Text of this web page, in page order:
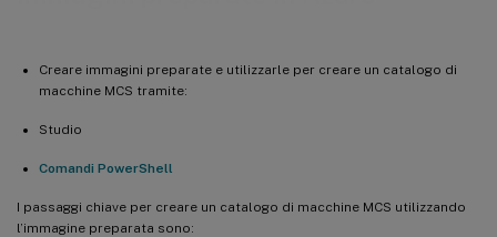
Creare immagini preparate e utilizzarle per creare un catalogo di
macchine MCS tramite:
Studio
Comandi PowerShell
I passaggi chiave per creare un catalogo di macchine MCS utilizzando
l’immagine preparata sono: